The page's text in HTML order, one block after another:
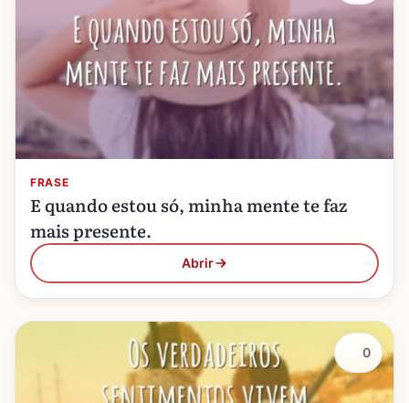
FRASE
E quando estou só, minha mente te faz
mais presente.
Abrir
0